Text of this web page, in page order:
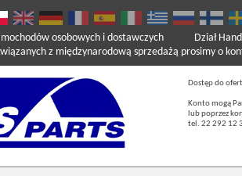
osobowych i dostawczych
z międzynarodową sprzedażą prosimy o
Dział
Dostęp do
Konto mogą
lub poprzez
tel. 22 292 12